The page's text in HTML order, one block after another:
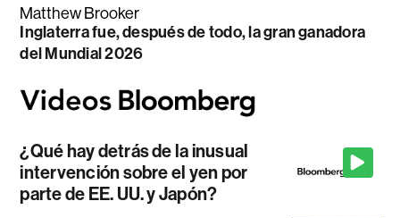
Matthew Brooker
Inglaterra fue, después de todo, la gran ganadora
del Mundial 2026
¿Qué hay detrás de la inusual
intervención sobre el yen por
parte de EE. UU. y Japón?